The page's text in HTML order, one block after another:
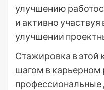
улучшению
и активно
улучшении
Стажировка в
шагом в карьерном